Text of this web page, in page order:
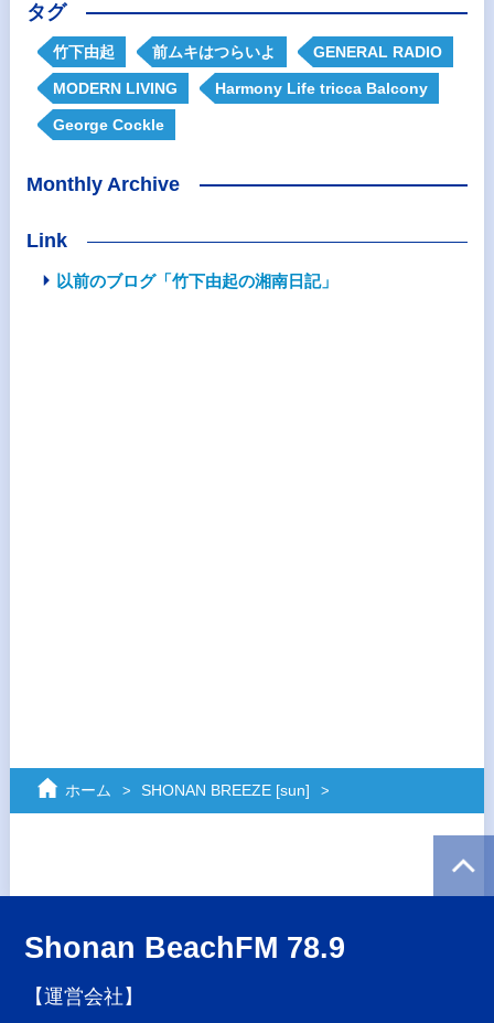
タグ
竹下由起 前ムキはつらいよ GENERAL RADIO
MODERN LIVING Harmony Life tricca Balcony
George Cockle
Monthly Archive
Link
以前のブログ「竹下由起の湘南日記」
ホーム SHONAN BREEZE [sun]
Shonan BeachFM 78.9
【運営会社】